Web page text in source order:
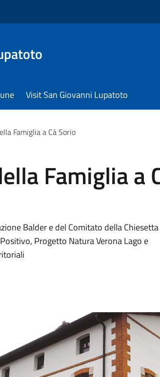
Visit San Giovanni Lupatoto
Famiglia a Cà Sorio
Famiglia a
Balder e del Comitato della
Progetto Natura Verona Lago e